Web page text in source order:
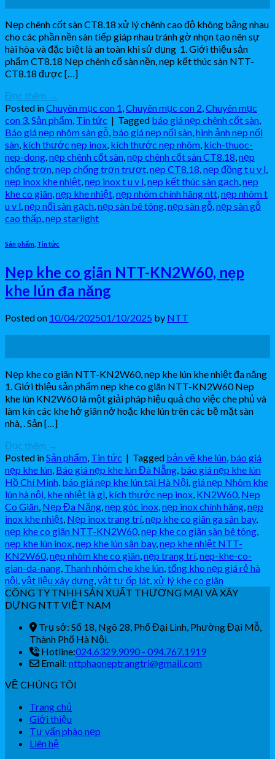
Nẹp chênh cốt sàn CT8.18 xử lý chênh cao độ không bằng nhau
cho các phần nền sàn tiếp giáp nhau tránh gờ nhọn tạo nên sự
hài hòa và đặc biệt là an toàn khi sử dụng 1. Giới thiệu sản
phẩm CT8.18 Nẹp chênh cố sàn nền, nẹp kết thúc sàn NTT-
CT8.18 được […]
Đọc thêm →
Posted inChuyên mục con 1 Chuyên mục con 2 Chuyên mục
con 3 Sản phẩm Tin tức | Tagged báo giá nẹp chênh cốt sàn
Báo giá nẹp nhôm sàn gỗ báo giá nẹp nối sàn hình ảnh nẹp nối
sàn kích thước nẹp inox kích thước nẹp nhôm kich-thuoc-
nep-dong nẹp chênh cốt sàn nẹp chênh cốt sàn CT8.18 nẹp
chống trơn nẹp chống trơn trươt nẹp CT8.18 nẹp đồng t u v l
nẹp inox khe nhiệt nẹp inox t u v l nẹp kết thúc sàn gạch nẹp
khe co giãn nẹp khe nhiệt nẹp nhôm chính hãng ntt nẹp nhôm t
u v l nẹp nối sàn gạch nẹp sàn bê tông nẹp sàn gỗ nẹp sàn gỗ
cao thấp nẹp starlight
Sản phẩm Tin tức
Nẹp khe co giãn NTT-KN2W60, nẹp
khe lún đa năng
Posted on 10/04/202501/10/2025 by NTT
Nẹp khe co giãn NTT-KN2W60, nẹp khe lún khe nhiệt đa năng
1. Giới thiệu sản phẩm nẹp khe co giãn NTT-KN2W60 Nẹp
khe lún KN2W60 là một giải pháp hiệu quả cho việc che phủ và
làm kín các khe hở giãn nở hoặc khe lún trên các bề mặt sàn
nhà, . Sản […]
Đọc thêm →
Posted inSản phẩm, Tin tức | Tagged bản vẽ khe lún, báo giá
nẹp khe lún, Báo giá nẹp khe lún Đà Nẵng, báo giá nẹp khe lún
Hồ Chí Minh, báo giá nẹp khe lún tại Hà Nội,giá nẹp Nhôm khe
lún hà nội, khe nhiệt là gì, kích thước nẹp inox, KN2W60, Nẹp
Co Giãn, Nẹp Đa Năng,nẹp góc inox,nẹp inox chính hãng,nẹp
inox khe nhiệt, Nẹp inox trang trí,nẹp khe co giãn ga sân bay,
nẹp khe co giãn NTT-KN2W60,nẹp khe co giãn sàn bê tông,
nẹp khe lún inox,nẹp khe lún sân bay,nẹp khe nhiệt NTT-
KN2W60,nẹp nhôm khe co giãn,nẹp trang trí,nep-khe-co-
gian-da-nang, Thanh nhôm che khe lún,tổng kho nẹp giá rẻ hà
nội,vật liệu xây dựng,vật tư ốp lát,xử lý khe co giãn
CÔNG TY TNHH SẢN XUẤT THƯƠNG MẠI VÀ XÂY
DỰNG NTT VIỆT NAM
Trụ sở: Số 18, Ngõ 28, Phố Đại Linh, Phường Đại Mỗ,
Thành Phố Hà Nội.
Hotline:024.6329.9090 - 094.767.1919
Email: nttphaoneptrangtri@gmail.com
VỀ CHÚNG TÔI
Trang chủ
Giới thiệu
Tư vấn phào nẹp
Liên hệ